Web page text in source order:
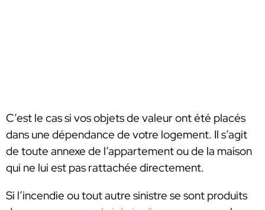
C’est le cas si vos objets de valeur ont été placés
dans une dépendance de votre logement. Il s’agit
de toute annexe de l’appartement ou de la maison
qui ne lui est pas rattachée directement.
Si l’incendie ou tout autre sinistre se sont produits